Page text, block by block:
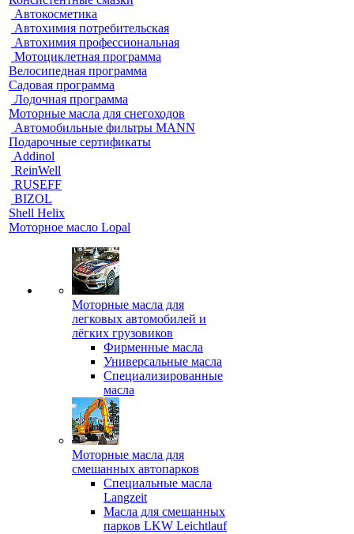
Автокосметика
Автохимия потребительская
Автохимия профессиональная
Мотоциклетная программа
Велосипедная программа
Садовая программа
Лодочная программа
Моторные масла для снегоходов
Автомобильные фильтры MANN
Подарочные сертификаты
Addinol
ReinWell
RUSEFF
BIZOL
Shell Helix
Моторное масло Lopal
Моторные масла для
легковых автомобилей и
лёгких грузовиков
Фирменные масла
Универсальные масла
Специализированные
масла
Моторные масла для
смешанных автопарков
Специальные масла
Langzeit
Масла для смешанных
парков LKW Leichtlauf